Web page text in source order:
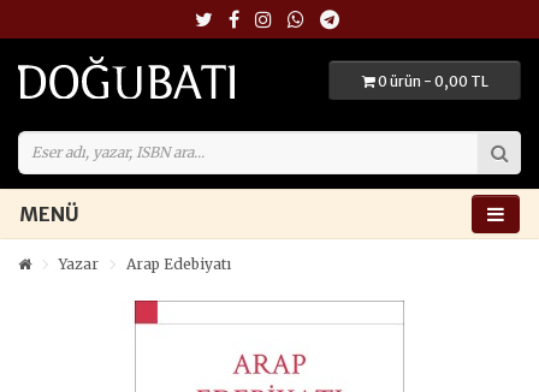
0 ürün - 0,00 TL
MENÜ
Yazar Arap Edebiyatı